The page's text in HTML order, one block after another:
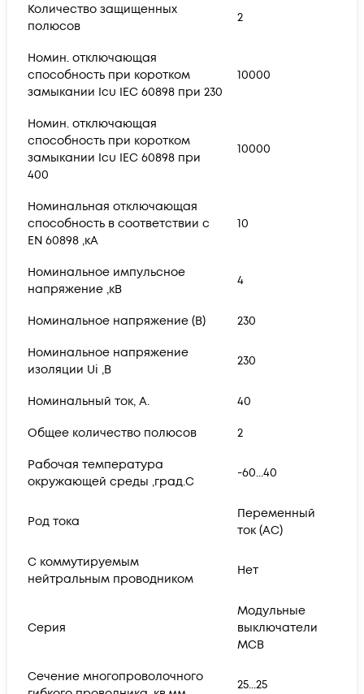
Количество защищенных
полюсов
2
Номин. отключающая
способность при коротком
замыкании Icu IEC 60898 при 230
10000
Номин. отключающая
способность при коротком
замыкании Icu IEC 60898 при
400
10000
Номинальная отключающая
способность в соответствии с
EN 60898 ,кА
10
Номинальное импульсное
напряжение ,кВ
4
Номинальное напряжение (В) 230
Номинальное напряжение
изоляции Ui ,В
230
Номинальный ток, А. 40
Общее количество полюсов 2
Рабочая температура
окружающей среды ,град.C
-60...40
Род тока
Переменный
ток (AC)
С коммутируемым
нейтральным проводником
Нет
Серия
Модульные
выключатели
MCB
Сечение многопроволочного
25...25